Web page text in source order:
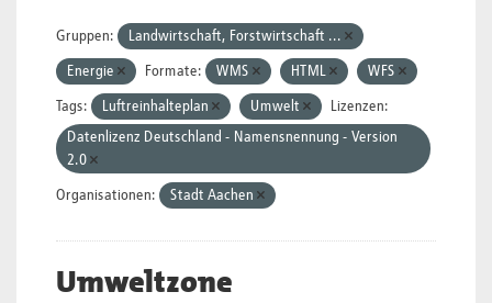
Gruppen: Landwirtschaft, Forstwirtschaft ...
Energie Formate: WMS HTML WFS
Tags: Luftreinhalteplan Umwelt
Lizenzen:
Datenlizenz Deutschland - Namensnennung - Version
2.0
Organisationen: Stadt Aachen
Umweltzone